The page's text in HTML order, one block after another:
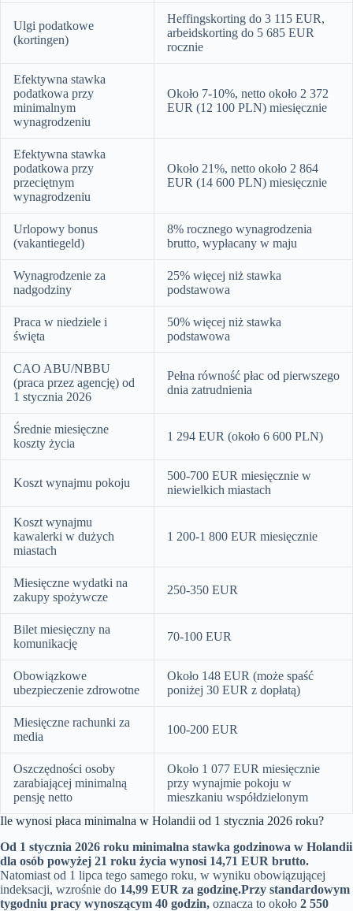
Ulgi podatkowe
(kortingen)
Heffingskorting do 3 115 EUR,
arbeidskorting do 5 685 EUR
rocznie
Efektywna stawka
podatkowa przy
minimalnym
wynagrodzeniu
Około 7-10%, netto około 2 372
EUR (12 100 PLN) miesięcznie
Efektywna stawka
podatkowa przy
przeciętnym
wynagrodzeniu
Około 21%, netto około 2 864
EUR (14 600 PLN) miesięcznie
Urlopowy bonus
(vakantiegeld)
8% rocznego wynagrodzenia
brutto, wypłacany w maju
Wynagrodzenie za
nadgodziny
25% więcej niż stawka
podstawowa
Praca w niedziele i
święta
50% więcej niż stawka
podstawowa
CAO ABU/NBBU
(praca przez agencję) od
1 stycznia 2026
Pełna równość płac od pierwszego
dnia zatrudnienia
Średnie miesięczne
koszty życia
1 294 EUR (około 6 600 PLN)
Koszt wynajmu pokoju
500-700 EUR miesięcznie w
niewielkich miastach
Koszt wynajmu
kawalerki w dużych
miastach
1 200-1 800 EUR miesięcznie
Miesięczne wydatki na
zakupy spożywcze
250-350 EUR
Bilet miesięczny na
komunikację
70-100 EUR
Obowiązkowe
ubezpieczenie zdrowotne
Około 148 EUR (może spaść
poniżej 30 EUR z dopłatą)
Miesięczne rachunki za
media
100-200 EUR
Oszczędności osoby
zarabiającej minimalną
pensję netto
Około 1 077 EUR miesięcznie
przy wynajmie pokoju w
mieszkaniu współdzielonym
Ile wynosi płaca minimalna w Holandii od 1 stycznia 2026 roku?
Od 1 stycznia 2026 roku minimalna stawka godzinowa w Holandii
dla osób powyżej 21 roku życia wynosi 14,71 EUR brutto.
Natomiast od 1 lipca tego samego roku, w wyniku obowiązującej
indeksacji, wzrośnie do 14,99 EUR za godzinę.Przy standardowym
tygodniu pracy wynoszącym 40 godzin, oznacza to około 2 550